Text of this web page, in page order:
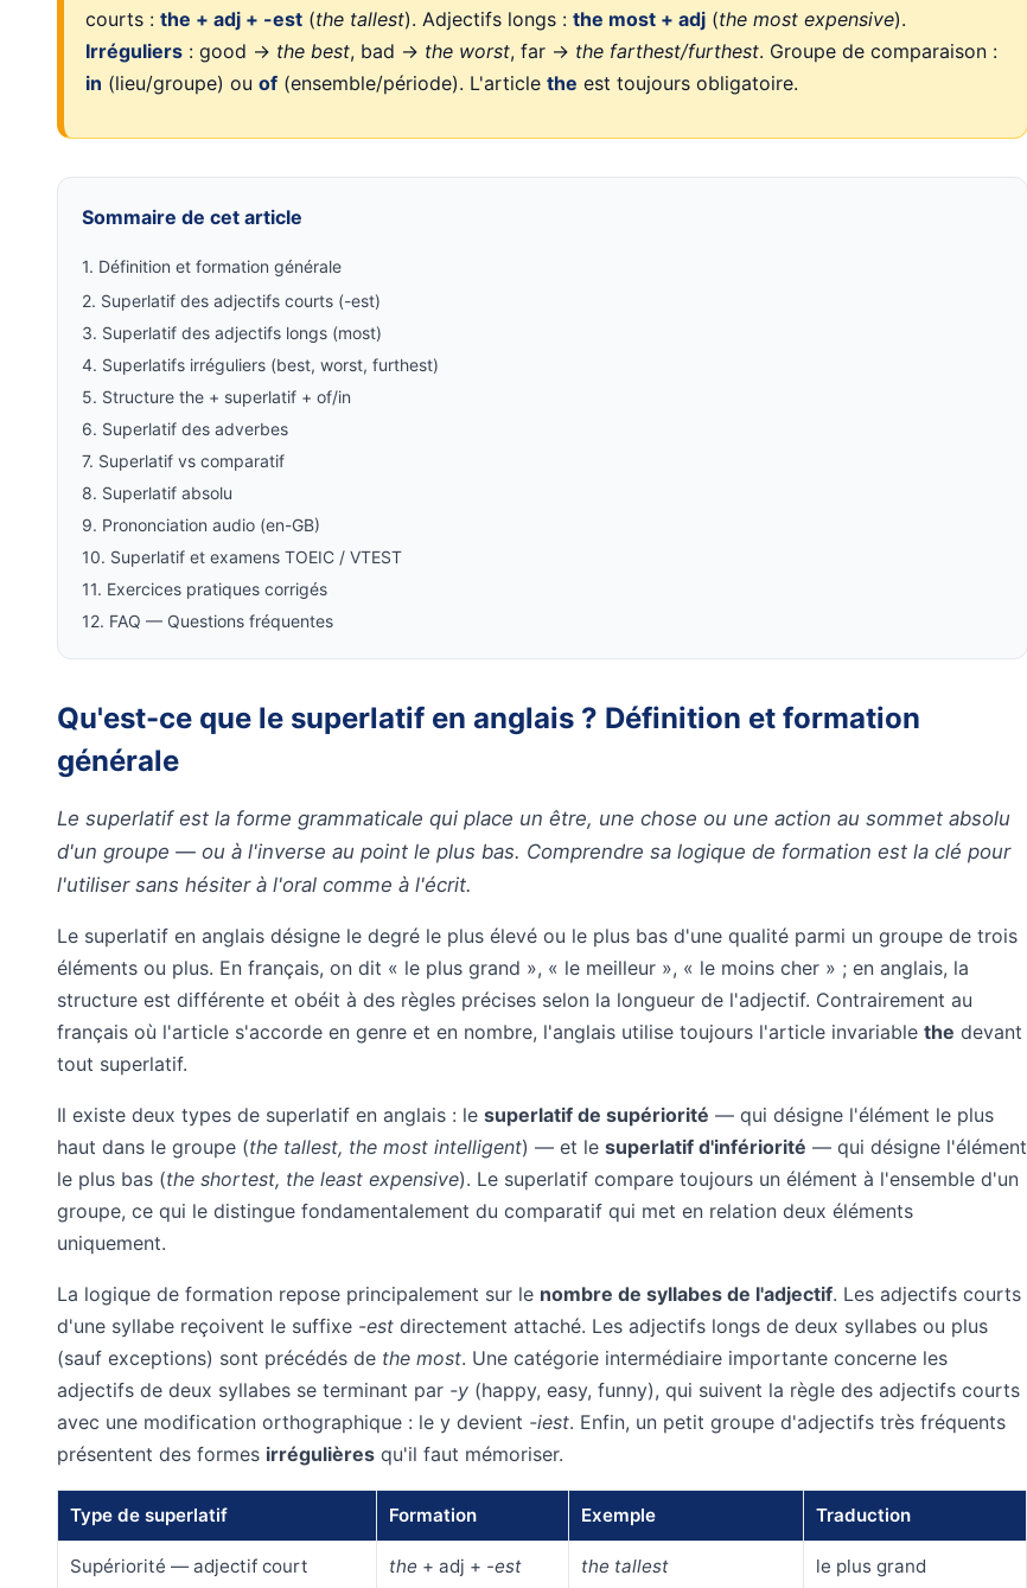
courts : the + adj + -est (the tallest). Adjectifs longs : the most + adj (the most expensive).
Irréguliers : good → the best, bad → the worst, far → the farthest/furthest. Groupe de comparaison :
in (lieu/groupe) ou of (ensemble/période). L'article the est toujours obligatoire.
Sommaire de cet article
1. Définition et formation générale
2. Superlatif des adjectifs courts (-est)
3. Superlatif des adjectifs longs (most)
4. Superlatifs irréguliers (best, worst, furthest)
5. Structure the + superlatif + of/in
6. Superlatif des adverbes
7. Superlatif vs comparatif
8. Superlatif absolu
9. Prononciation audio (en-GB)
10. Superlatif et examens TOEIC / VTEST
11. Exercices pratiques corrigés
12. FAQ — Questions fréquentes
Qu'est-ce que le superlatif en anglais ? Définition et formation
générale
Le superlatif est la forme grammaticale qui place un être, une chose ou une action au sommet absolu
d'un groupe — ou à l'inverse au point le plus bas. Comprendre sa logique de formation est la clé pour
l'utiliser sans hésiter à l'oral comme à l'écrit.
Le superlatif en anglais désigne le degré le plus élevé ou le plus bas d'une qualité parmi un groupe de trois
éléments ou plus. En français, on dit « le plus grand », « le meilleur », « le moins cher » ; en anglais, la
structure est différente et obéit à des règles précises selon la longueur de l'adjectif. Contrairement au
français où l'article s'accorde en genre et en nombre, l'anglais utilise toujours l'article invariable the devant
tout superlatif.
Il existe deux types de superlatif en anglais : le superlatif de supériorité — qui désigne l'élément le plus
haut dans le groupe (the tallest, the most intelligent) — et le superlatif d'infériorité — qui désigne l'élément
le plus bas (the shortest, the least expensive). Le superlatif compare toujours un élément à l'ensemble d'un
groupe, ce qui le distingue fondamentalement du comparatif qui met en relation deux éléments
uniquement.
La logique de formation repose principalement sur le nombre de syllabes de l'adjectif. Les adjectifs courts
d'une syllabe reçoivent le suffixe -est directement attaché. Les adjectifs longs de deux syllabes ou plus
(sauf exceptions) sont précédés de the most. Une catégorie intermédiaire importante concerne les
adjectifs de deux syllabes se terminant par -y (happy, easy, funny), qui suivent la règle des adjectifs courts
avec une modification orthographique : le y devient -iest. Enfin, un petit groupe d'adjectifs très fréquents
présentent des formes irrégulières qu'il faut mémoriser.
Type de superlatif Formation Exemple Traduction
Supériorité — adjectif court the + adj + -est the tallest le plus grand